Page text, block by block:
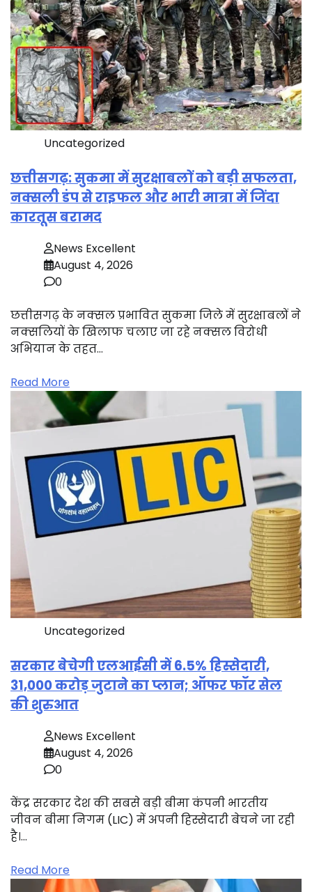
Uncategorized
छत्तीसगढ़: सुकमा में सुरक्षाबलों को बड़ी सफलता,
नक्सली डंप से राइफल और भारी मात्रा में जिंदा
कारतूस बरामद
News Excellent
August 4, 2026
0
छत्तीसगढ़ के नक्सल प्रभावित सुकमा जिले में सुरक्षाबलों ने
नक्सलियों के खिलाफ चलाए जा रहे नक्सल विरोधी
अभियान के तहत…
Read More
Uncategorized
सरकार बेचेगी एलआईसी में 6.5% हिस्सेदारी,
31,000 करोड़ जुटाने का प्लान; ऑफर फॉर सेल
की शुरुआत
News Excellent
August 4, 2026
0
केंद्र सरकार देश की सबसे बड़ी बीमा कंपनी भारतीय
जीवन बीमा निगम (LIC) में अपनी हिस्सेदारी बेचने जा रही
है।…
Read More